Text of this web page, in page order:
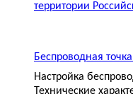
территории
Беспроводная
Настройка
Технические